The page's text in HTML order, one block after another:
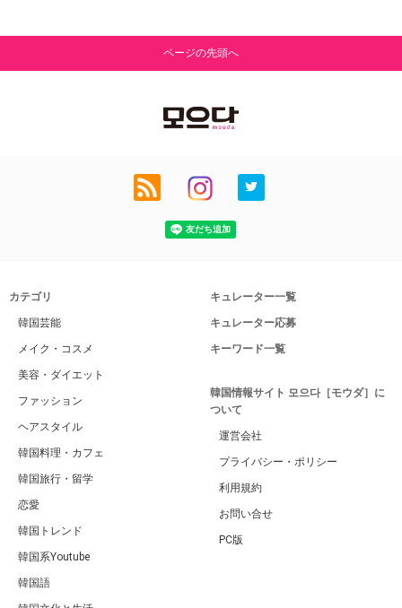
ページの先頭へ
カテゴリ
韓国芸能
メイク・コスメ
美容・ダイエット
ファッション
ヘアスタイル
韓国料理・カフェ
韓国旅行・留学
恋愛
韓国トレンド
韓国系Youtube
韓国語
キュレーター一覧
キュレーター応募
キーワード一覧
韓国情報サイト 모으다［モウダ］に
ついて
運営会社
プライバシー・ポリシー
利用規約
お問い合せ
PC版